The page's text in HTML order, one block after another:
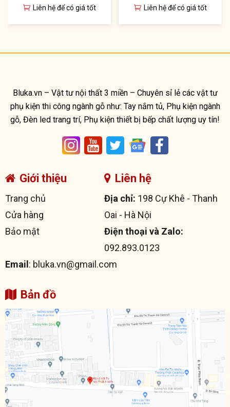
Liên hệ để có giá tốt
Liên hệ để có giá tốt
Bluka.vn – Vật tư nội thất 3 miền – Chuyên sỉ lẻ các vật tư
phụ kiện thi công ngành gỗ như: Tay nắm tủ, Phụ kiện ngành
gỗ, Đèn led trang trí, Phụ kiện thiết bị bếp chất lượng uy tín!
Giới thiệu
Trang chủ
Cửa hàng
Bảo mật
Liên hệ
Địa chỉ: 198 Cự Khê - Thanh
Oai - Hà Nội
Điện thoại và Zalo:
092.893.0123
Email : bluka.vn@gmail.com
Bản đồ